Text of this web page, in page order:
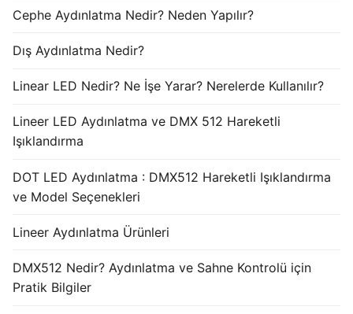
Cephe Aydınlatma Nedir? Neden Yapılır?
Dış Aydınlatma Nedir?
Linear LED Nedir? Ne İşe Yarar? Nerelerde Kullanılır?
Lineer LED Aydınlatma ve DMX 512 Hareketli
Işıklandırma
DOT LED Aydınlatma : DMX512 Hareketli Işıklandırma
ve Model Seçenekleri
Lineer Aydınlatma Ürünleri
DMX512 Nedir? Aydınlatma ve Sahne Kontrolü için
Pratik Bilgiler